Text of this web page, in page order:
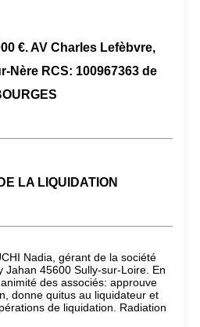
€. AV Charles Lefèbvre,
Nère RCS: 100967363 de
LA LIQUIDATION
Nadia, gérant de la société
Jahan 45600 Sully-sur-Loire. En
des associés: approuve
donne quitus au liquidateur et
de liquidation. Radiation